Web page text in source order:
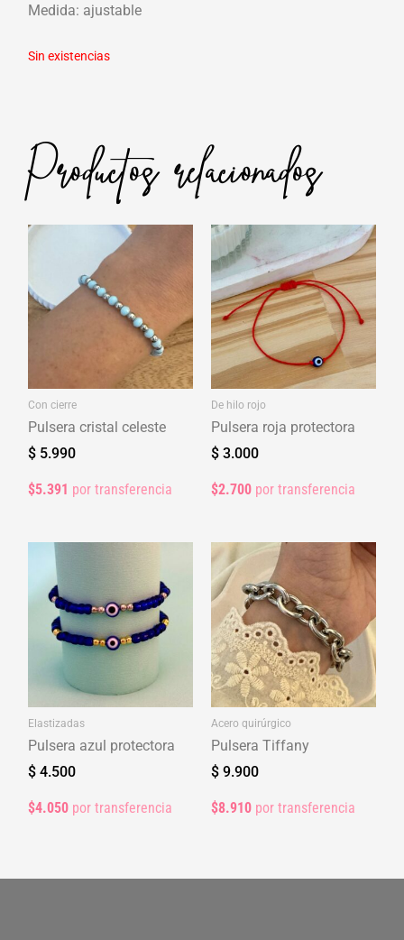
Medida: ajustable
Sin existencias
Productos relacionados
Con cierre
Pulsera cristal celeste
$ 5.990
$5.391 por transferencia
De hilo rojo
Pulsera roja protectora
$ 3.000
$2.700 por transferencia
Elastizadas
Pulsera azul protectora
$ 4.500
$4.050 por transferencia
Acero quirúrgico
Pulsera Tiffany
$ 9.900
$8.910 por transferencia